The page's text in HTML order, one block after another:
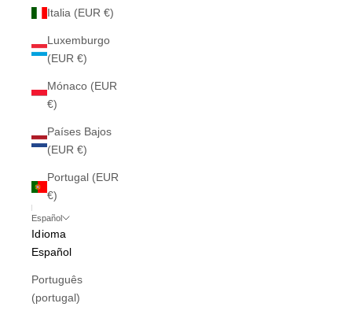
Italia (EUR €)
Luxemburgo
(EUR €)
Mónaco (EUR
€)
Países Bajos
(EUR €)
Portugal (EUR
€)
Español
Idioma
Español
Português
(portugal)